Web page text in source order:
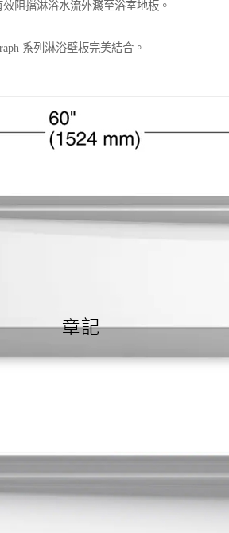
阻擋淋浴水流外濺至浴室地板。
系列淋浴壁板完美結合。